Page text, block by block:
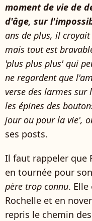
moment de vie de
d'âge, sur
ans de plus, il
mais tout est
'plus plus plus' qui
ne regardent que
verse des larmes sur
les épines des
jour ou pour la vie',
ses posts.
Il faut rappeler que
en tournée pour
père trop connu.
Rochelle et en
repris le chemin